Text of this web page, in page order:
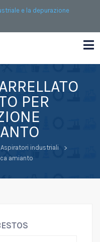
e la depurazione
PER
Aspiratori industriali
amianto